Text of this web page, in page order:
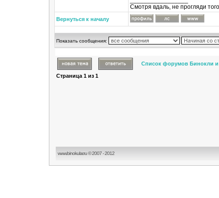
Смотря вдаль, не прогляди
Вернуться к началу
Показать сообщения:
Список форумов Бинокли и
Страница 1 из 1
www.binokular.ru © 2007 - 2012